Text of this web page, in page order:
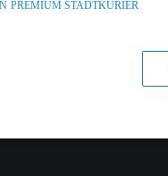
PREMIUM STADTKURIER